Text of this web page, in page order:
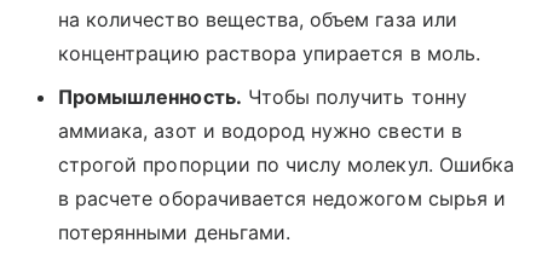
на количество вещества, объем газа или
концентрацию раствора упирается в моль.
Промышленность. Чтобы получить тонну
аммиака, азот и водород нужно свести в
строгой пропорции по числу молекул. Ошибка
в расчете оборачивается недожогом сырья и
потерянными деньгами.